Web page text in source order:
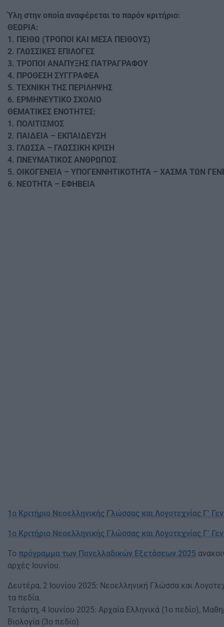
Ύλη στην οποία αναφέρεται το παρόν κριτήριο:
ΘΕΩΡΙΑ:
1. ΠΕΙΘΩ (ΤΡΟΠΟΙ ΚΑΙ ΜΕΣΑ ΠΕΙΘΟΥΣ)
2. ΓΛΩΣΣΙΚΕΣ ΕΠΙΛΟΓΕΣ
3. ΤΡΟΠΟΙ ΑΝΑΠΥΞΗΣ ΠΑΤΡΑΓΡΑΦΟΥ
4. ΠΡΟΘΕΣΗ ΣΥΓΓΡΑΦΕΑ
5. ΤΕΧΝΙΚΗ ΤΗΣ ΠΕΡΙΛΗΨΗΣ
6. ΕΡΜΗΝΕΥΤΙΚΟ ΣΧΟΛΙΟ
ΘΕΜΑΤΙΚΕΣ ΕΝΟΤΗΤΕΣ:
1. ΠΟΛΙΤΙΣΜΟΣ
2. ΠΑΙΔΕΙΑ – ΕΚΠΑΙΔΕΥΣΗ
3. ΓΛΩΣΣΑ – ΓΛΩΣΣΙΚΗ ΚΡΙΣΗ
4. ΠΝΕΥΜΑΤΙΚΟΣ ΑΝΘΡΩΠΟΣ
5. ΟΙΚΟΓΕΝΕΙΑ – ΥΠΟΓΕΝΝΗΤΙΚΟΤΗΤΑ – ΧΑΣΜΑ ΤΩΝ
6. ΝΕΟΤΗΤΑ – ΕΦΗΒΕΙΑ
1ο Κριτήριο Νεοελληνικής Γλώσσας και Λογοτεχνίας Γ’
1ο Κριτήριο Νεοελληνικής Γλώσσας και Λογοτεχνίας Γ’
Το πρόγραμμα των Πανελλαδικών Εξετάσεων 2025
αρχές Ιουνίου.
Δευτέρα, 2 Ιουνίου 2025: Νεοελληνική Γλώσσα και
τα πεδία.
Τετάρτη, 4 Ιουνίου 2025: Αρχαία Ελληνικά (1ο πεδίο),
Βιολογία (3ο πεδίο).